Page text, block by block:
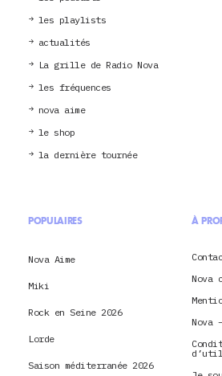
les playlists
actualités
La grille de Radio Nova
les fréquences
nova aime
le shop
la dernière tournée
POPULAIRES
Nova Aime
Miki
Rock en Seine 2026
Lorde
Saison méditerranée 2026
À
Nova
Nova